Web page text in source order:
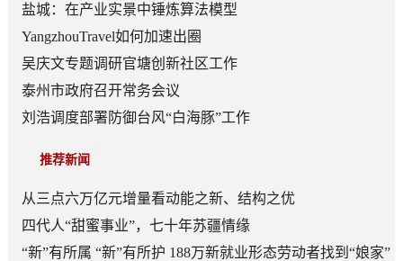
盐城：在产业实景中锤炼算法模型
YangzhouTravel如何加速出圈
吴庆文专题调研官塘创新社区工作
泰州市政府召开常务会议
刘浩调度部署防御台风“白海豚”工作
推荐新闻
从三点六万亿元增量看动能之新、结构之优
四代人“甜蜜事业”，七十年苏疆情缘
“新”有所属 “新”有所护 188万新就业形态劳动者找到“娘家”